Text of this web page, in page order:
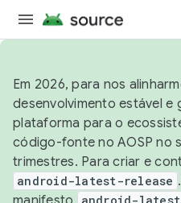
Em 2026, para nos
desenvolvimento estável e
plataforma para o
código-fonte no AOSP no
trimestres. Para criar e
android-latest-release